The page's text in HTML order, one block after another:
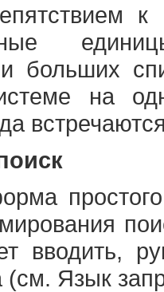
больших
на
вводить,
(см. Язык